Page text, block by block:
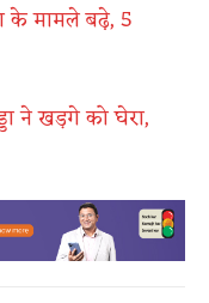
के मामले बढ़े, 5
ने खड़गे को घेरा,